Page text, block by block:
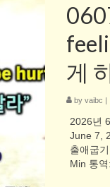
게
by vaibc |
2026년
June 7,
출애굽
Min 통